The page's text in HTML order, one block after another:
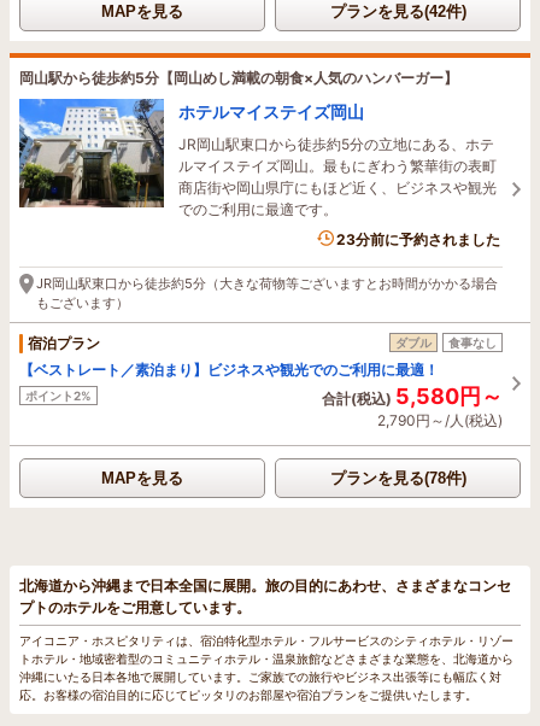
MAPを見る プランを見る(42件)
岡山駅から徒歩約5分【岡山めし満載の朝食×人気のハンバーガー】
ホテルマイステイズ岡山
JR岡山駅東口から徒歩約5分の立地にある、ホテ
ルマイステイズ岡山。最もにぎわう繁華街の表町
商店街や岡山県庁にもほど近く、ビジネスや観光
でのご利用に最適です。
23分前に予約されました
JR岡山駅東口から徒歩約5分（大きな荷物等ございますとお時間がかかる場合
もございます）
宿泊プラン ダブル 食事なし
【ベストレート／素泊まり】ビジネスや観光でのご利用に最適！
ポイント2% 合計(税込) 5,580円～
2,790円～/人(税込)
MAPを見る プランを見る(78件)
北海道から沖縄まで日本全国に展開。旅の目的にあわせ、さまざまなコンセ
プトのホテルをご用意しています。
アイコニア・ホスピタリティは、宿泊特化型ホテル・フルサービスのシティホテル・リゾー
トホテル・地域密着型のコミュニティホテル・温泉旅館などさまざまな業態を、北海道から
沖縄にいたる日本各地で展開しています。ご家族での旅行やビジネス出張等にも幅広く対
応。お客様の宿泊目的に応じてピッタリのお部屋や宿泊プランをご提供いたします。